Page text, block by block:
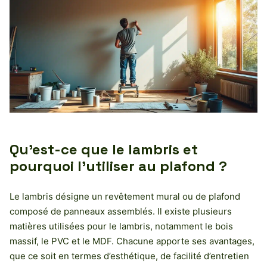
Qu’est-ce que le lambris et
pourquoi l’utiliser au plafond ?
Le lambris désigne un revêtement mural ou de plafond
composé de panneaux assemblés. Il existe plusieurs
matières utilisées pour le lambris, notamment le bois
massif, le PVC et le MDF. Chacune apporte ses avantages,
que ce soit en termes d’esthétique, de facilité d’entretien